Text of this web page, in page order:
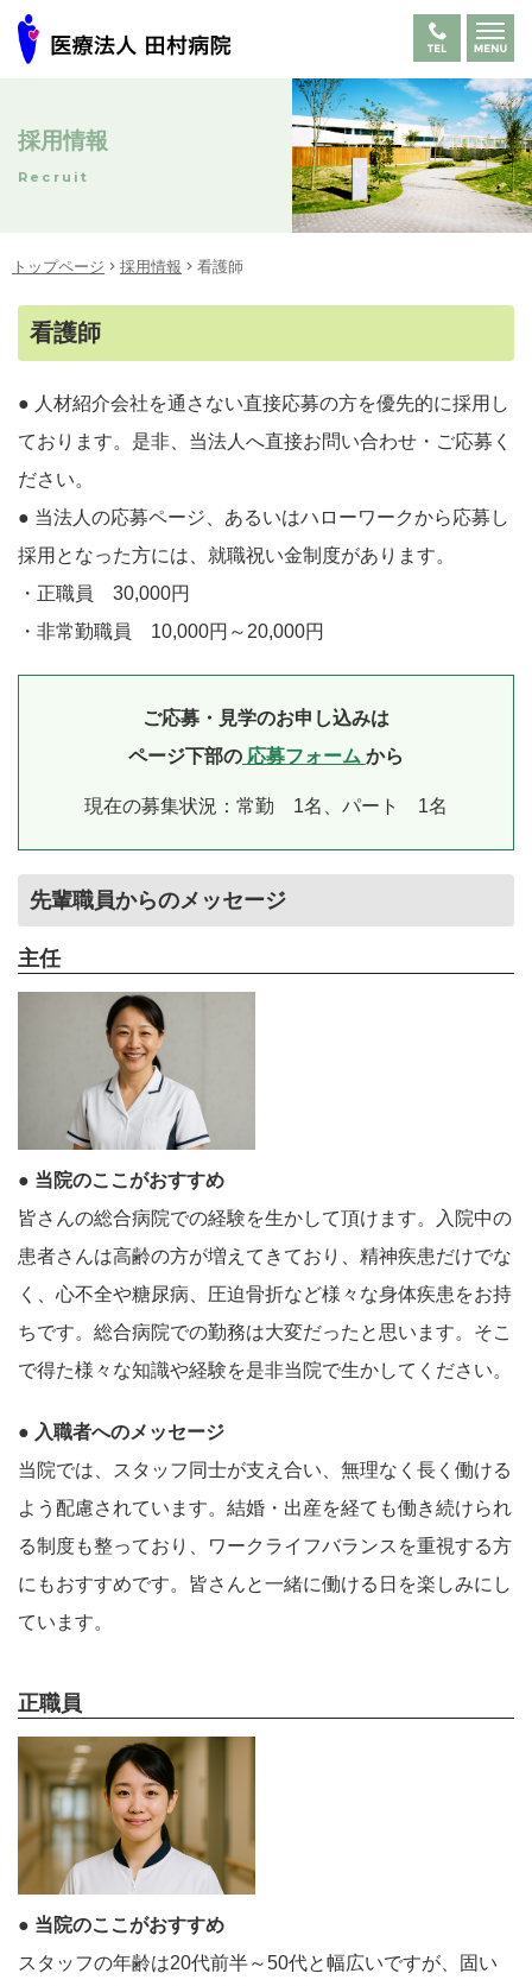
採用情報
Recruit
トップページ 採用情報 看護師
看護師
● 人材紹介会社を通さない直接応募の方を優先的に採用し
ております。是非、当法人へ直接お問い合わせ・ご応募く
ださい。
● 当法人の応募ページ、あるいはハローワークから応募し
採用となった方には、就職祝い金制度があります。
・正職員 30,000円
・非常勤職員 10,000円～20,000円
ご応募・見学のお申し込みは
ページ下部の 応募フォーム から
現在の募集状況：常勤 1名、パート 1名
先輩職員からのメッセージ
主任
● 当院のここがおすすめ
皆さんの総合病院での経験を生かして頂けます。入院中の
患者さんは高齢の方が増えてきており、精神疾患だけでな
く、心不全や糖尿病、圧迫骨折など様々な身体疾患をお持
ちです。総合病院での勤務は大変だったと思います。そこ
で得た様々な知識や経験を是非当院で生かしてください。
● 入職者へのメッセージ
当院では、スタッフ同士が支え合い、無理なく長く働ける
よう配慮されています。結婚・出産を経ても働き続けられ
る制度も整っており、ワークライフバランスを重視する方
にもおすすめです。皆さんと一緒に働ける日を楽しみにし
ています。
正職員
● 当院のここがおすすめ
スタッフの年齢は20代前半～50代と幅広いですが、固い